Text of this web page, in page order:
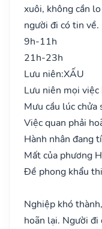
xuôi, không cần
người đi có tin về.
9h-11h
21h-23h
Lưu niên:XẤU
Lưu niên mọi
Mưu cầu lúc chửa
Việc quan phải
Hành nhân đang
Mất của phương
Đề phong khẩu
Nghiệp khó
hoãn lại. Người đi